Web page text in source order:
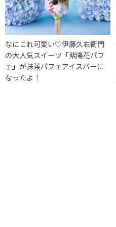
なにこれ可愛い♡伊藤久右衛門
の大人気スイーツ「紫陽花パフ
ェ」が抹茶パフェアイスバーに
なったよ！